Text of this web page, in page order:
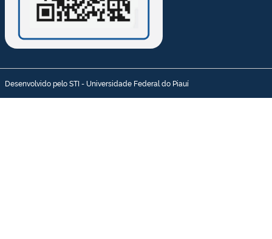
Desenvolvido pelo STI - Universidade Federal do Piauí